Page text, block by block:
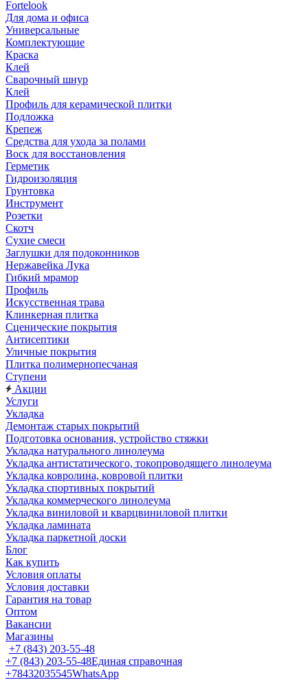
Fortelook
Для дома и офиса
Универсальные
Комплектующие
Краска
Клей
Сварочный шнур
Клей
Профиль для керамической плитки
Подложка
Крепеж
Средства для ухода за полами
Воск для восстановления
Герметик
Гидроизоляция
Грунтовка
Инструмент
Розетки
Скотч
Сухие смеси
Заглушки для подоконников
Нержавейка Лука
Гибкий мрамор
Профиль
Искусственная трава
Клинкерная плитка
Сценические покрытия
Антисептики
Уличные покрытия
Плитка полимернопесчаная
Ступени
Акции
Услуги
Укладка
Демонтаж старых покрытий
Подготовка основания, устройство стяжки
Укладка натурального линолеума
Укладка антистатического, токопроводящего линолеума
Укладка ковролина, ковровой плитки
Укладка спортивных покрытий
Укладка коммерческого линолеума
Укладка виниловой и кварцвиниловой плитки
Укладка ламината
Укладка паркетной доски
Блог
Как купить
Условия оплаты
Условия доставки
Гарантия на товар
Оптом
Вакансии
Магазины
+7 (843) 203-55-48
+7 (843) 203-55-48Единая справочная
+78432035545WhatsApp